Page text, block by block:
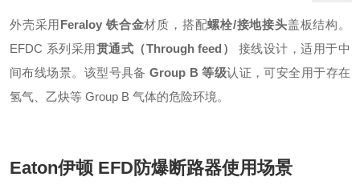
外壳采用 Feraloy 铁合金材质，搭配螺栓/接地接头盖板结构 。
EFDC 系列采用贯通式（Through feed）
接线设计，适用于中
间布线场景。该型号具备Group B 等级认证，可安全用于存在
氢气、乙炔等 Group B 气体的危险环境。
Eaton伊顿 EFD防爆断路器使用场景